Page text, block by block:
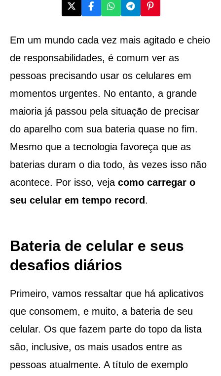
Em um mundo cada vez mais agitado e cheio
de responsabilidades, é comum ver as
pessoas precisando usar os celulares em
momentos urgentes. No entanto, a grande
maioria já passou pela situação de precisar
do aparelho com sua bateria quase no fim.
Mesmo que a tecnologia favoreça que as
baterias duram o dia todo, às vezes isso não
acontece. Por isso, veja como carregar o
seu celular em tempo record.
Bateria de celular e seus
desafios diários
Primeiro, vamos ressaltar que há aplicativos
que consomem, e muito, a bateria de seu
celular. Os que fazem parte do topo da lista
são, inclusive, os mais usados entre as
pessoas atualmente. A título de exemplo